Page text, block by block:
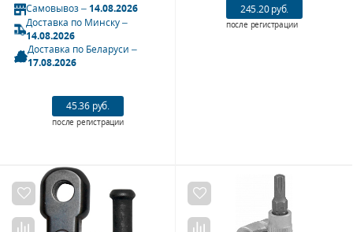
Самовывоз –14.08.2026
Доставка по Минску –
14.08.2026
Доставка по Беларуси –
17.08.2026
45.36 руб.
после регистрации
245.20 руб.
после регистрации